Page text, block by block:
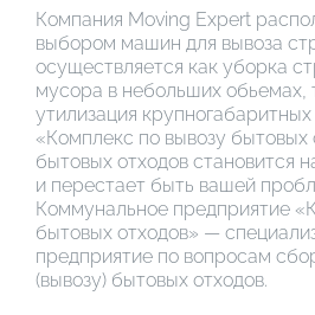
Компания Moving Expert
выбором машин для вывоза
осуществляется как уборка
мусора в небольших обьемах,
утилизация
«Комплекс по вывозу бытовых
бытовых отходов становится
и перестает быть вашей
Коммунальное предприятие
бытовых отходов» —
предприятие по вопросам
(вывозу) бытовых отходов.